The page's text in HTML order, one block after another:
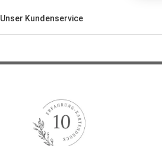
Unser Kundenservice